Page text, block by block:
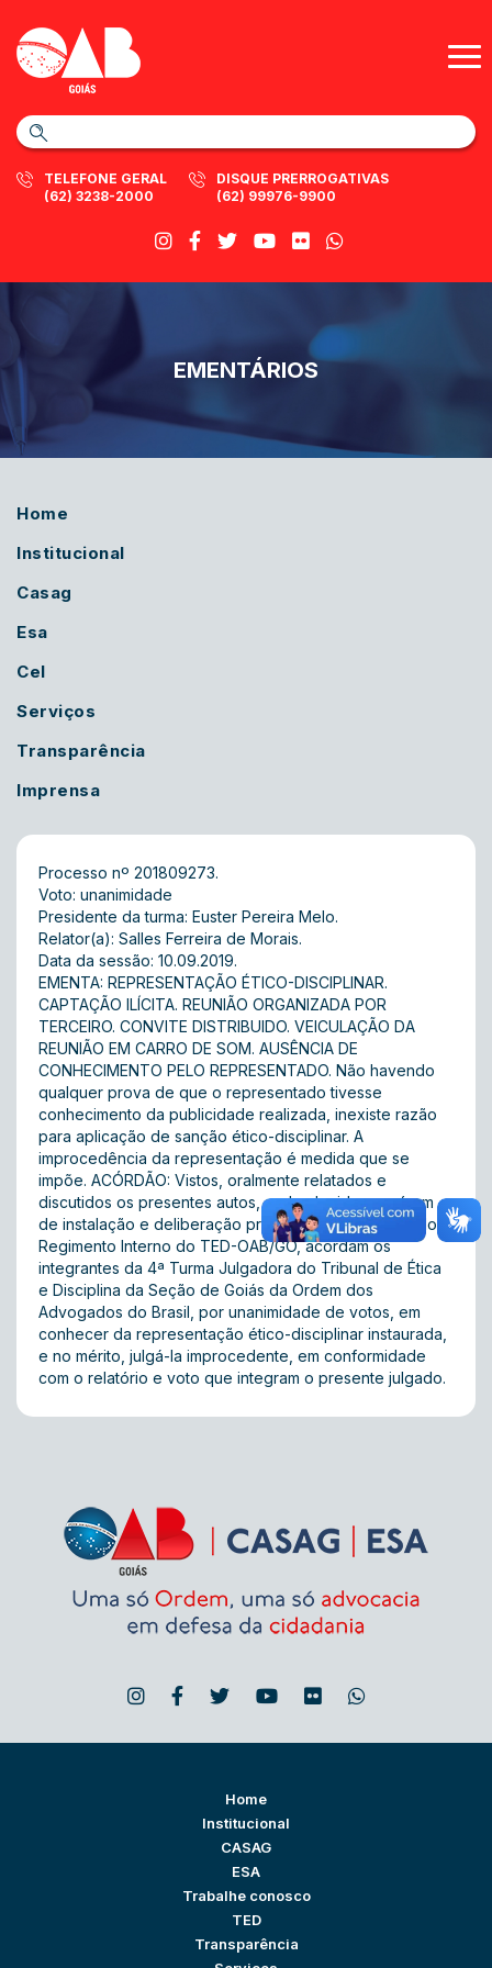
TELEFONE GERAL
(62) 3238-2000
DISQUE PRERROGATIVAS
(62) 99976-9900
EMENTÁRIOS
Home
Institucional
Casag
Esa
Cel
Serviços
Transparência
Imprensa
Processo nº 201809273.
Voto: unanimidade
Presidente da turma: Euster Pereira Melo.
Relator(a): Salles Ferreira de Morais.
Data da sessão: 10.09.2019.
EMENTA: REPRESENTAÇÃO ÉTICO-DISCIPLINAR.
CAPTAÇÃO ILÍCITA. REUNIÃO ORGANIZADA POR
TERCEIRO. CONVITE DISTRIBUIDO. VEICULAÇÃO DA
REUNIÃO EM CARRO DE SOM. AUSÊNCIA DE
CONHECIMENTO PELO REPRESENTADO. Não havendo
qualquer prova de que o representado tivesse
conhecimento da publicidade realizada, inexiste razão
para aplicação de sanção ético-disciplinar. A
improcedência da representação é medida que se
impõe. ACÓRDÃO: Vistos, oralmente relatados e
discutidos os presentes autos, e obedecido o quórum
de instalação e deliberação prevista no art. 41,§ 2º, do
Regimento Interno do TED-OAB/GO, acordam os
integrantes da 4ª Turma Julgadora do Tribunal de Ética
e Disciplina da Seção de Goiás da Ordem dos
Advogados do Brasil, por unanimidade de votos, em
conhecer da representação ético-disciplinar instaurada,
e no mérito, julgá-la improcedente, em conformidade
com o relatório e voto que integram o presente julgado.
Home
Institucional
CASAG
ESA
Trabalhe conosco
TED
Transparência